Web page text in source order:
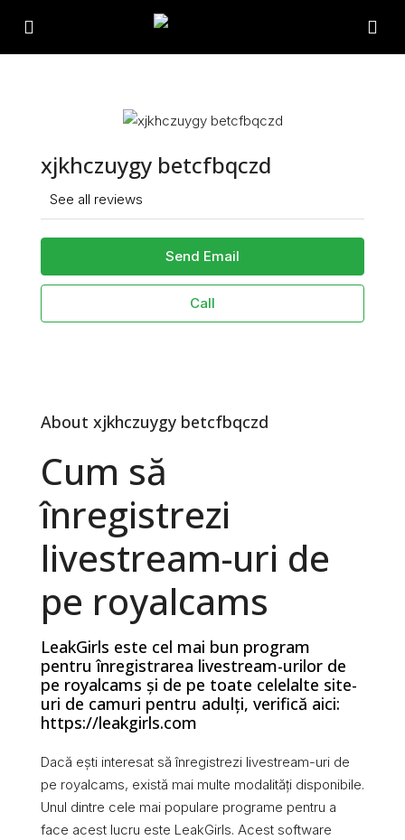
xjkhczuygy betcfbqczd
See all reviews
Send Email
Call
About xjkhczuygy betcfbqczd
Cum să
înregistrezi
livestream-uri de
pe royalcams
LeakGirls este cel mai bun program
pentru înregistrarea livestream-urilor de
pe royalcams și de pe toate celelalte site-
uri de camuri pentru adulți, verifică aici:
https://leakgirls.com
Dacă ești interesat să înregistrezi livestream-uri de
pe royalcams, există mai multe modalități disponibile.
Unul dintre cele mai populare programe pentru a
face acest lucru este LeakGirls. Acest software